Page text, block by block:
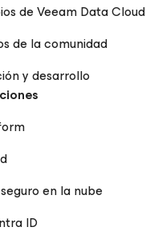
de Veeam Data Cloud
de la comunidad
y desarrollo
en la nube
ID